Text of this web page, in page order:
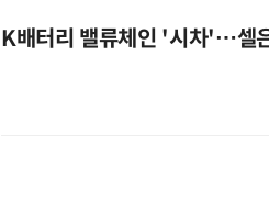
K배터리 밸류체인 '시차'…셀